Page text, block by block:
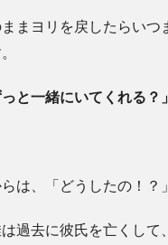
ままヨリを戻したらい
っと一緒にいてくれる？」
は、「どうしたの！？
過去に彼氏を亡くして